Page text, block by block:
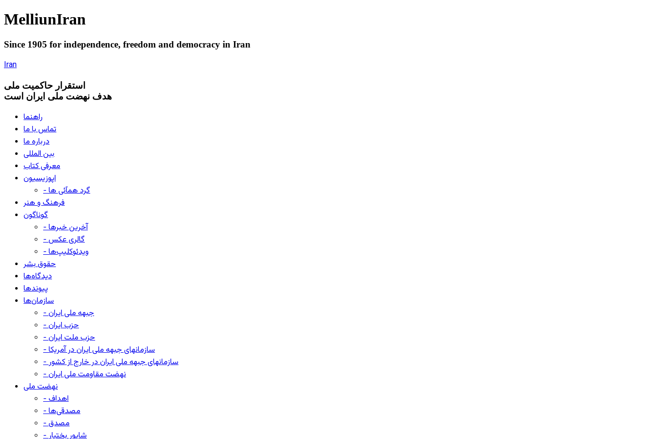
MelliunIran
Since 1905 for independence, freedom and democracy in Iran
Iran
استقرار حاکميت ملی
هدف نهضت ملی ایران است
راهنما
تماس با ما
درباره ما
بین المللی
معرفی کتاب
اپوزیسیون
- گرد همآئی ها
فرهنگ و هنر
گوناگون
- آخرین خبرها
- گالری عکس
- ویدئوکلیپ‌ها
حقوق بشر
دیدگاه‌ها
پیوندها
سازمان‌ها
- جبهه ملی ایران
- حزب ایران
- حزب ملت ایران
- سازمانهای جبهه ملی ایران در آمریکا
- سازمانهای جبهه ملی ایران در خارج از کشور
- نهضت مقاومت ملی ایران
نهضت ملی
- اهداف
- مصدقی‌ها
- مصدق
- شاپور بختیار